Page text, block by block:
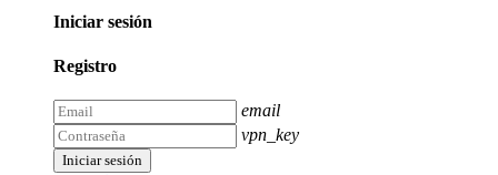
Iniciar sesión
Registro
email
vpn_key
Iniciar sesión